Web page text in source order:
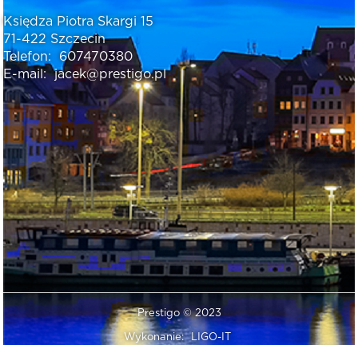
Księdza Piotra Skargi 15
71-422 Szczecin
Telefon:
607470380
E-mail: jacek@prestigo.pl
Prestigo © 2023
Wykonanie: LIGO-IT